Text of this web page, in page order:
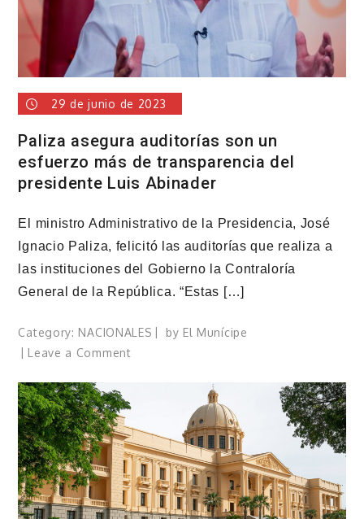
29 de junio de 2023
Paliza asegura auditorías son un
esfuerzo más de transparencia del
presidente Luis Abinader
El ministro Administrativo de la Presidencia, José
Ignacio Paliza, felicitó las auditorías que realiza a
las instituciones del Gobierno la Contraloría
General de la República. “Estas […]
Category: NACIONALES by El Munícipe
Leave a Commenton
auditorías
son
un
esfuerzo
más
de